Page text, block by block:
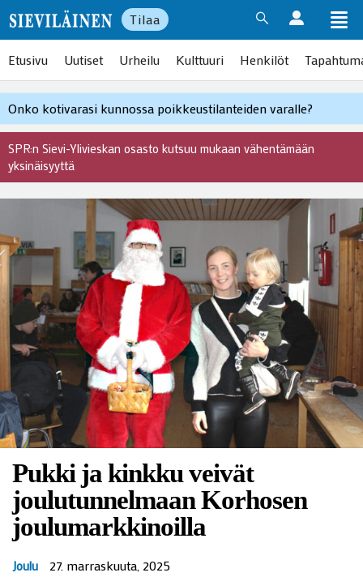
Tilaa
Etusivu Uutiset Urheilu Kulttuuri Henkilöt
Onko kotivarasi kunnossa poikkeustilanteiden varalle?
SPR:n Sievi-Ylivieskan osasto kutsuu mukaan vähentämään
yksinäisyyttä
Pukki ja kinkku veivät
joulutunnelmaan Korhosen
joulumarkkinoilla
Joulu 27. marraskuuta, 2025